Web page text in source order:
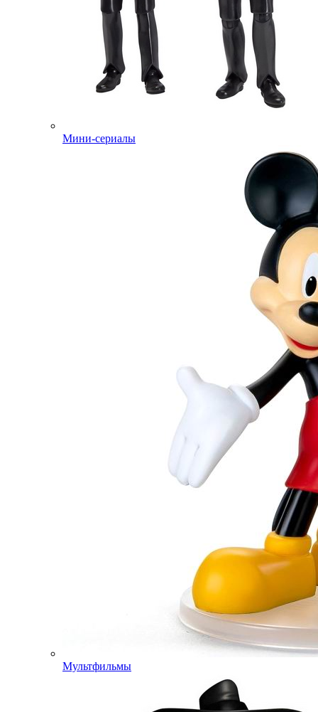
Мини-сериалы
Мультфильмы